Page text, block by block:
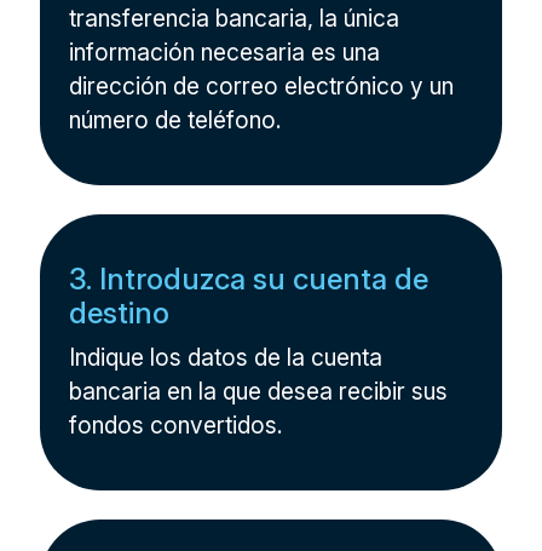
transferencia bancaria, la única
información necesaria es una
dirección de correo electrónico y un
número de teléfono.
3. Introduzca su cuenta de
destino
Indique los datos de la cuenta
bancaria en la que desea recibir sus
fondos convertidos.